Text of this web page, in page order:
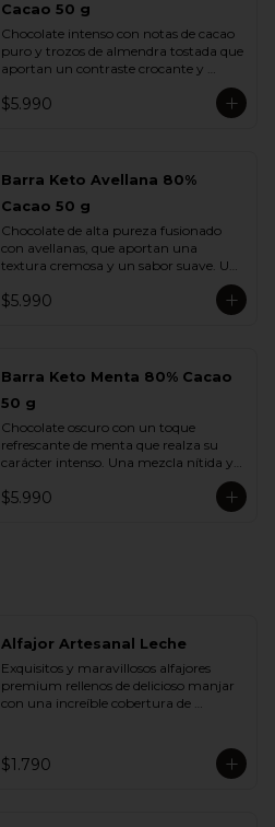
Cacao 50 g
Chocolate intenso con notas de cacao
puro y trozos de almendra tostada que
aportan un contraste crocante y
equilibrada entre potencia y sutileza.
$5.990
Barra Keto Avellana 80%
Cacao 50 g
Chocolate de alta pureza fusionado
con avellanas, que aportan una
textura cremosa y un sabor suave. Un
equilibrio natural entre la fuerza del
cacao y la redondez de la nuez.
$5.990
Barra Keto Menta 80% Cacao
50 g
Chocolate oscuro con un toque
refrescante de menta que realza su
carácter intenso. Una mezcla nítida y
vibrante que aporta frescura sin restar
profundidad al cacao.
$5.990
Alfajor Artesanal Leche
Exquisitos y maravillosos alfajores
premium rellenos de delicioso manjar
con una increíble cobertura de
$1.790